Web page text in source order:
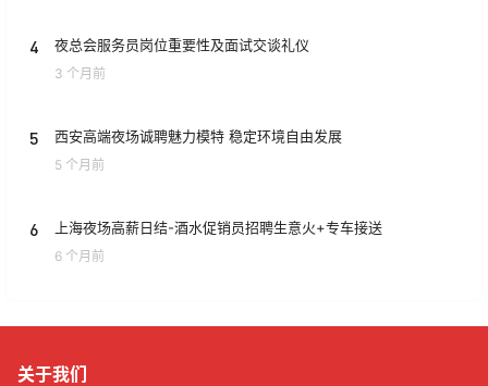
4 夜总会服务员岗位重要性及面试交谈礼仪
3 个月前
5 西安高端夜场诚聘魅力模特 稳定环境自由发展
5 个月前
6 上海夜场高薪日结-酒水促销员招聘生意火+专车接送
6 个月前
关于我们